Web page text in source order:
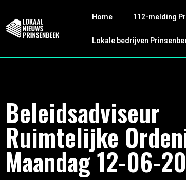
Home 112-melding
Lokale bedrijven
Beleidsadviseur
Ruimtelijke
Maandag 12-06-